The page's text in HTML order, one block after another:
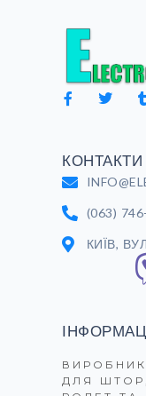
КОНТАКТИ
(063)
КИЇВ,
ДЛЯ